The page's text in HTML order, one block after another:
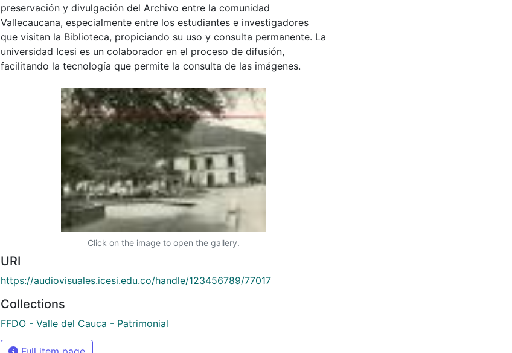
preservación y divulgación del Archivo entre la comunidad
Vallecaucana, especialmente entre los estudiantes e investigadores
que visitan la Biblioteca, propiciando su uso y consulta permanente. La
universidad Icesi es un colaborador en el proceso de difusión,
facilitando la tecnología que permite la consulta de las imágenes.
Click on the image to open the gallery.
URI
https://audiovisuales.icesi.edu.co/handle/123456789/77017
Collections
FFDO - Valle del Cauca - Patrimonial